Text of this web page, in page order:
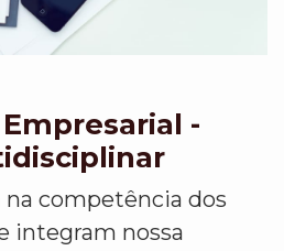
-
na competência dos
integram nossa